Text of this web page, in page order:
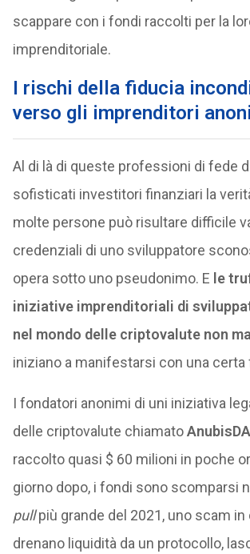
scappare con i fondi raccolti per la
imprenditoriale.
I rischi della fiducia
verso gli imprenditori
Al di là di queste professioni di fede
sofisticati investitori finanziari la
molte persone può risultare difficile
credenziali di uno sviluppatore
opera sotto uno pseudonimo. E le
iniziative imprenditoriali di
nel mondo delle criptovalute non
iniziano a manifestarsi con una certa
I fondatori anonimi di uni iniziativa
delle criptovalute chiamato
raccolto quasi $ 60 milioni in poche
giorno dopo, i fondi sono scomparsi
pullpiù grande del 2021, uno scam
drenano liquidità da un protocollo,